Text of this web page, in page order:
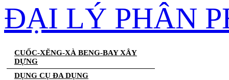
ĐẠI LÝ PHÂN
CUỐC-XẼNG-XÀ BENG-BAY XÂY
DỰNG
DỤNG CỤ ĐA DỤNG